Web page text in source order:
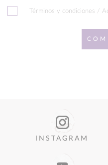
Términos y condiciones /
INSTAGRAM